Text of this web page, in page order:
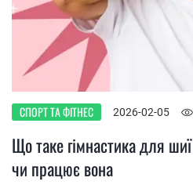
СПОРТ ТА ФІТНЕС 2026-02-05
Що таке гімнастика для
чи працює вона